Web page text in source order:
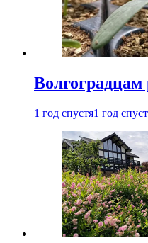
1 год спустя1 год